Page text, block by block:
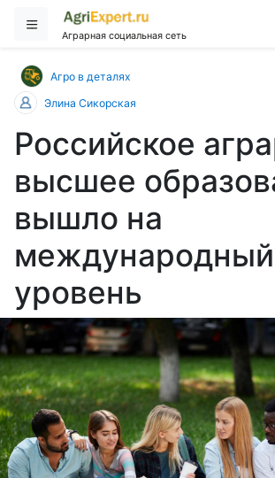
Аграрная социальная сеть
Агро в деталях
Элина Сикорская
Российское
высшее
вышло на
международный
уровень